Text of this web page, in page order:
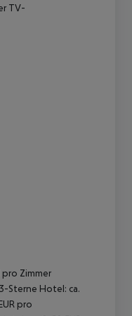
TV-
Zimmer
Sterne Hotel: ca.
pro